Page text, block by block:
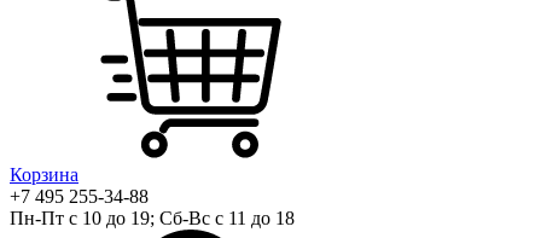
Корзина
+7 495 255-34-88
Пн-Пт с 10 до 19; Сб-Вс с 11 до 18